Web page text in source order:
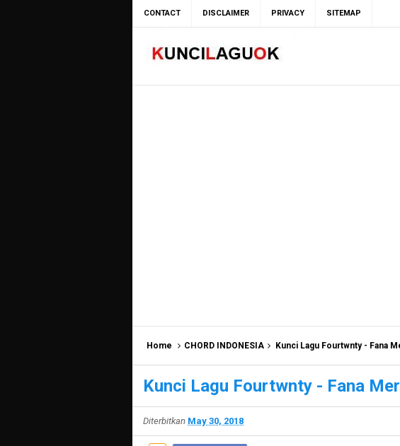
CONTACT DISCLAIMER PRIVACY SITEMAP
Home CHORD INDONESIA Kunci Lagu Fourtwnty - Fana
Kunci Lagu Fourtwnty - Fana
Diterbitkan May 30, 2018